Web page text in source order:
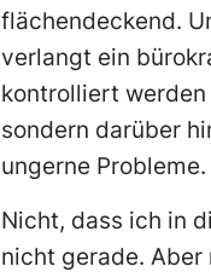
flächendeckend.
verlangt ein
kontrolliert
sondern darüber
ungerne
Nicht, dass ich in
nicht gerade.